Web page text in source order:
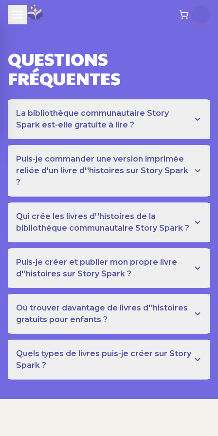
QUESTIONS
FRÉQUENTES
La bibliothèque communautaire Story
Spark est-elle gratuite à lire ?
Puis-je commander une version imprimée
reliée d'un livre d''histoires sur Story Spark
?
Qui crée les livres d''histoires de la
bibliothèque communautaire Story Spark ?
Puis-je créer et publier mon propre livre
d''histoires sur Story Spark ?
Où trouver davantage de livres d''histoires
gratuits pour enfants ?
Quels types de livres puis-je créer sur Story
Spark ?